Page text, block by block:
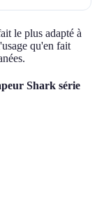
le plus adapté à
qu'en fait
Shark série